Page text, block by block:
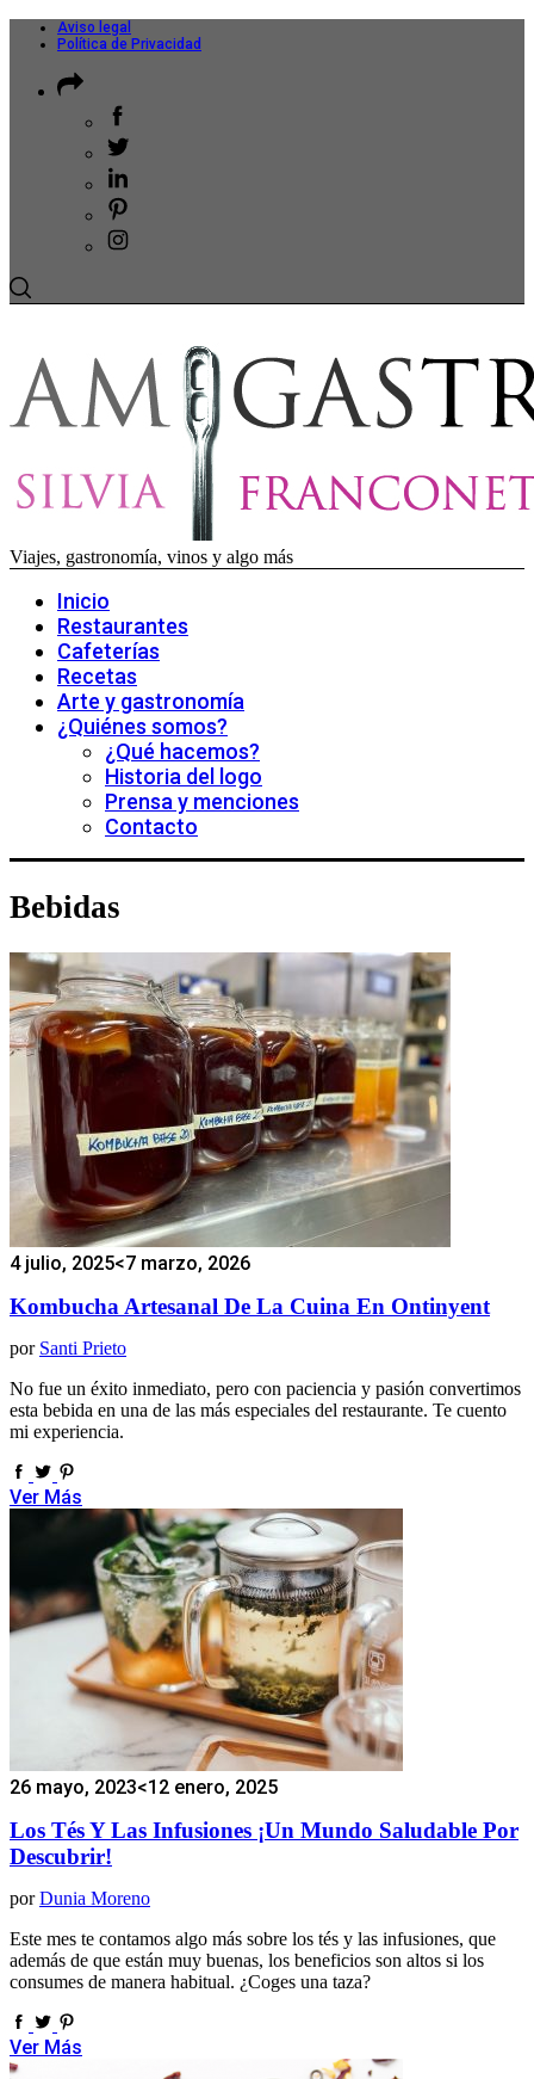
Aviso legal
Política de Privacidad
Viajes, gastronomía, vinos y algo más
Inicio
Restaurantes
Cafeterías
Recetas
Arte y gastronomía
¿Quiénes somos?
¿Qué hacemos?
Historia del logo
Prensa y menciones
Contacto
Bebidas
4 julio, 2025<7 marzo, 2026
Kombucha Artesanal De La Cuina En Ontinyent
por Santi Prieto
No fue un éxito inmediato, pero con paciencia y pasión convertimos
esta bebida en una de las más especiales del restaurante. Te cuento
mi experiencia.
Ver Más
26 mayo, 2023<12 enero, 2025
Los Tés Y Las Infusiones ¡un Mundo Saludable Por
Descubrir!
por Dunia Moreno
Este mes te contamos algo más sobre los tés y las infusiones, que
además de que están muy buenas, los beneficios son altos si los
consumes de manera habitual. ¿Coges una taza?
Ver Más